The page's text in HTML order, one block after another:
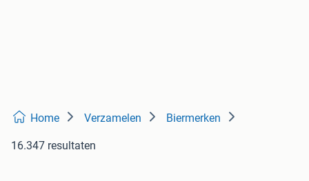
Home Verzamelen Biermerken
16.347 resultaten